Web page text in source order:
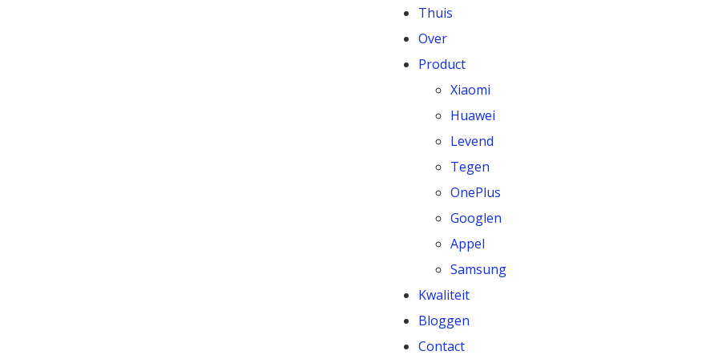
Thuis
Over
Product
Xiaomi
Huawei
Levend
Tegen
OnePlus
Googlen
Appel
Samsung
Kwaliteit
Bloggen
Contact